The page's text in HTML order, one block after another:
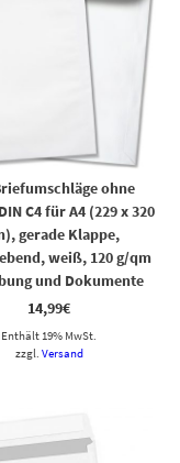
ohne
C4 für A4 (229 x 320
gerade Klappe,
weiß, 120 g/qm
und Dokumente
14,99€
Enthält 19% MwSt.
zzgl. Versand